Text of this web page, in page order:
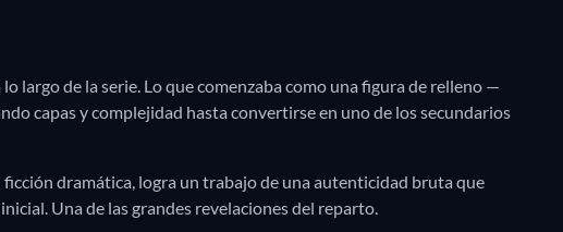
largo de la serie. Lo que comenzaba como una figura de relleno —
capas y complejidad hasta convertirse en uno de los secundarios
dramática, logra un trabajo de una autenticidad bruta que
Una de las grandes revelaciones del reparto.